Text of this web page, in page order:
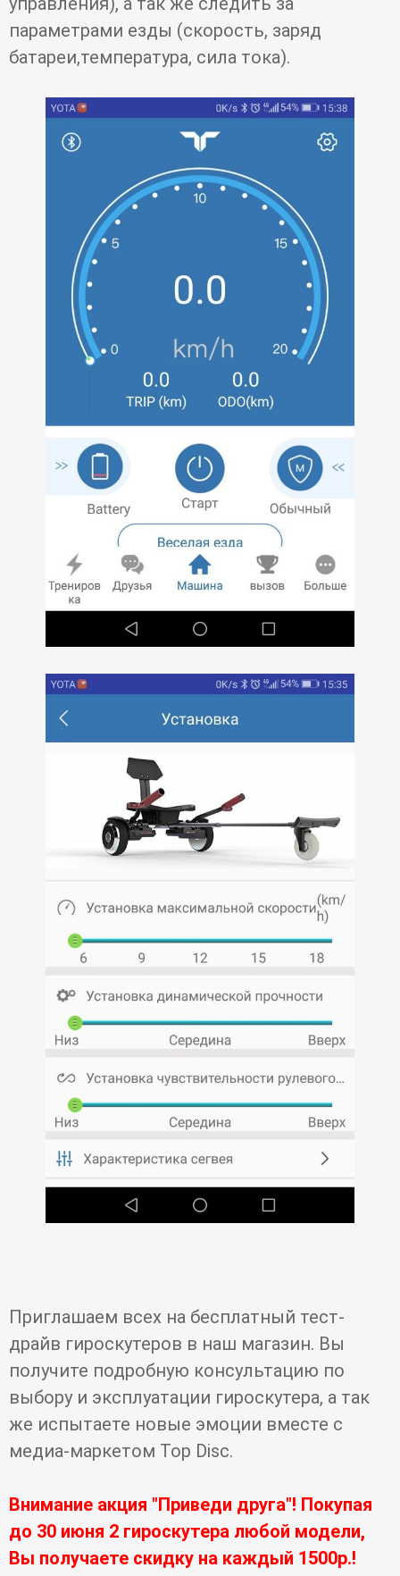
параметрами езды (скорость, заряд
батареи,температура, сила тока).
Приглашаем всех на бесплатный тест-
драйв гироскутеров в наш магазин. Вы
получите подробную консультацию по
выбору и эксплуатации гироскутера, а так
же испытаете новые эмоции вместе с
медиа-маркетом Top Disc.
Внимание акция "Приведи друга"! Покупая
до 30 июня 2 гироскутера любой модели,
Вы получаете скидку на каждый 1500р.!